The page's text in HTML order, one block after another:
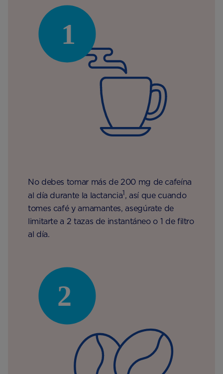
No debes tomar más de 200 mg de cafeína
al día durante la lactancia1, así que cuando
tomes café y amamantes, asegúrate de
limitarte a 2 tazas de instantáneo o 1 de filtro
al día.